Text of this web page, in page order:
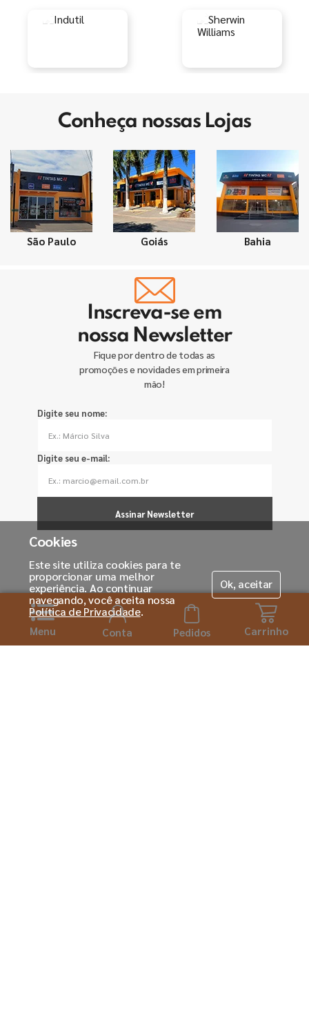
Menu Conta Pedidos Carrinho
Cookies
Este site utiliza cookies para te
proporcionar uma melhor
experiência. Ao continuar
navegando, você aceita nossa
Política de Privacidade.
Ok, aceitar
Conheça nossas Lojas
São Paulo Goiás Bahia
Inscreva-se em
nossa Newsletter
Fique por dentro de todas as
promoções e novidades em primeira
mão!
Digite seu nome:
Digite seu e-mail:
Assinar Newsletter